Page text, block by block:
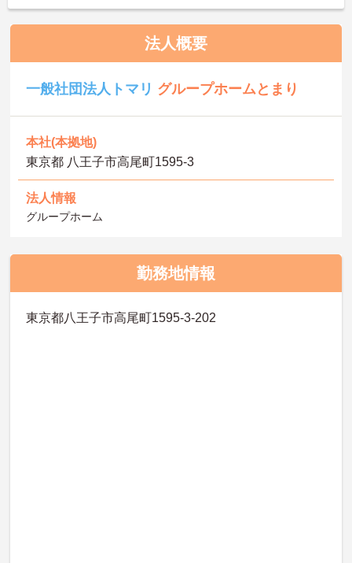
法人概要
一般社団法人トマリ グループホームとまり
本社(本拠地)
東京都 八王子市高尾町1595-3
法人情報
グループホーム
勤務地情報
東京都八王子市高尾町1595-3-202